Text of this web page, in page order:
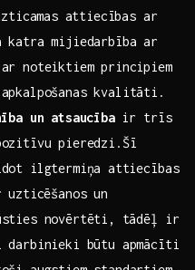
attiecības ar
katra mijiedarbība ar
noteiktiem principiem
kvalitāti.
un atsaucība⁣ir​ trīs
pieredzi.Šī
ilgtermiņa ⁢attiecības
un
novērtēti, ⁤tādēļ​ ir
būtu apmācīti